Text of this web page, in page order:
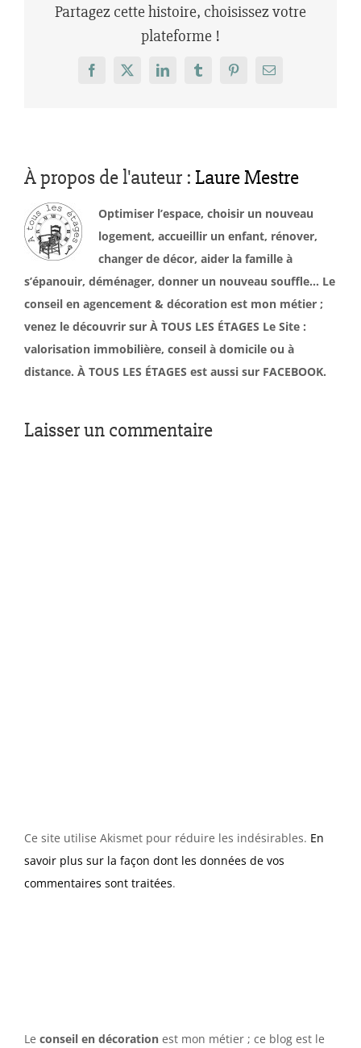
Partagez cette histoire, choisissez votre
plateforme !
Facebook
X LinkedInTumblrPinterestEmail
À propos de l'auteur : Laure Mestre
Optimiser l’espace, choisir un nouveau
logement, accueillir un enfant, rénover,
changer de décor, aider la famille à
s’épanouir, déménager, donner un nouveau souffle… Le
conseil en agencement & décoration est mon métier ;
venez le découvrir sur À TOUS LES ÉTAGES Le Site :
valorisation immobilière, conseil à domicile ou à
distance. À TOUS LES ÉTAGES est aussi sur FACEBOOK.
Laisser un commentaire
Ce site utilise Akismet pour réduire les indésirables. En
savoir plus sur la façon dont les données de vos
commentaires sont traitées.
Le conseil en décoration est mon métier ; ce blog est le